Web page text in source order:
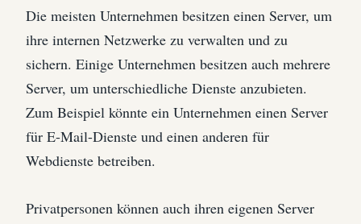
Die meisten Unternehmen besitzen einen Server, um
ihre internen Netzwerke zu verwalten und zu
sichern. Einige Unternehmen besitzen auch mehrere
Server, um unterschiedliche Dienste anzubieten.
Zum Beispiel könnte ein Unternehmen einen Server
für E-Mail-Dienste und einen anderen für
Webdienste betreiben.
Privatpersonen können auch ihren eigenen Server